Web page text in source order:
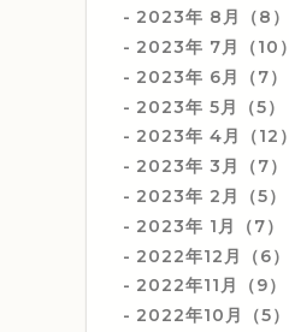
2023年 8月（8）
2023年 7月（10）
2023年 6月（7）
2023年 5月（5）
2023年 4月（12）
2023年 3月（7）
2023年 2月（5）
2023年 1月（7）
2022年12月（6）
2022年11月（9）
2022年10月（5）